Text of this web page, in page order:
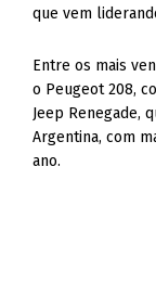
que vem
Entre os mais
o Peugeot 208,
Jeep Renegade,
Argentina, com
ano.